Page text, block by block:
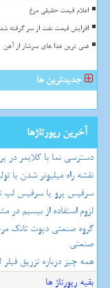
اعلام قیمت حقیقی مرغ
افزایش قیمت نفت از سر گرفته شد
غنی ترین غذا های سرشار از آهن
جدیدترین ها
آخرین رپورتاژها
دسترسی نما با کلایمر در
نقشه راه میلیونر شدن با
سرفیس پرو یا سرفیس لپ
لزوم استفاده از بیسیم در
گروه صنعتی دپوت تانک
صنعتی
همه چیز درباره تزریق
بقیه رپورتاژ ها